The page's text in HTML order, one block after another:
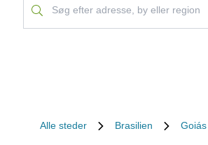
Alle steder Brasilien Goiás